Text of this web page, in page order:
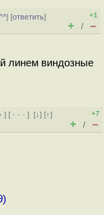
] [ответить]
+1
+ / –
линем виндозные
] [ · · ·][↓] [↑]
+7
+ / –